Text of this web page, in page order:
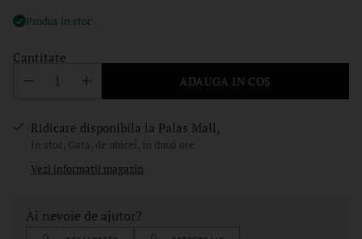
Produs in stoc
Cantitate
ADAUGA IN COS
Ridicare disponibila la Palas Mall,
In stoc, Gata, de obicei, în două ore
Vezi informatii magazin
Ai nevoie de ajutor?